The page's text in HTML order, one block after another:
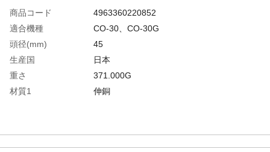
商品コード
4963360220852
適合機種
CO-30、CO-30G
頭径(mm)
45
生産国
日本
重さ
371.000G
材質1
伸銅